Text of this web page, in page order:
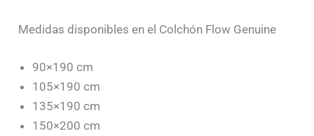
Medidas disponibles en el Colchón Flow Genuine
90×190 cm
105×190 cm
135×190 cm
150×200 cm